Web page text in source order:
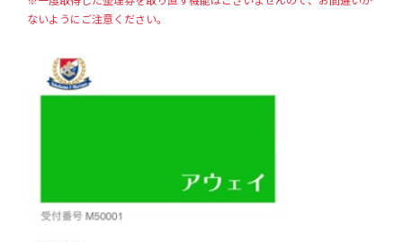
ないようにご注意ください。